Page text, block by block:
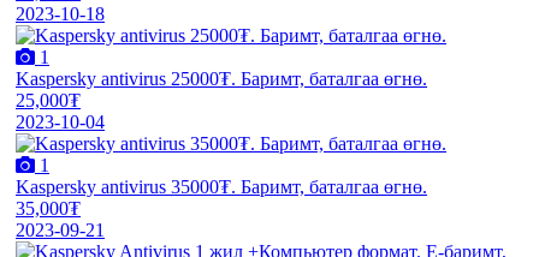
2023-10-18
1
Kaspersky antivirus 25000₮. Баримт, баталгаа өгнө.
25,000₮
2023-10-04
1
Kaspersky antivirus 35000₮. Баримт, баталгаа өгнө.
35,000₮
2023-09-21